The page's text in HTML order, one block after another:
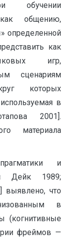
обучении
общению,
определенной
как
игр,
сценариям
которых
в
2001].
материала
и
Дейк 1989;
что
в
(когнитивные
фреймов —